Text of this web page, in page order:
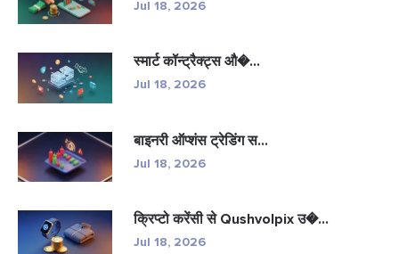
Jul 18, 2026
स्मार्ट कॉन्ट्रैक्ट्स औ�...
Jul 18, 2026
बाइनरी ऑप्शंस ट्रेडिंग स...
Jul 18, 2026
क्रिप्टो करेंसी से Qushvolpix उ�...
Jul 18, 2026